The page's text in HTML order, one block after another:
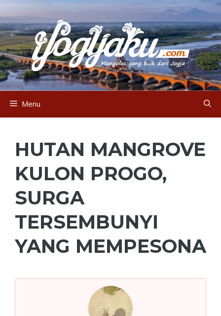
to
content
Menu
HUTAN MANGROVE
KULON PROGO,
SURGA
TERSEMBUNYI
YANG MEMPESONA